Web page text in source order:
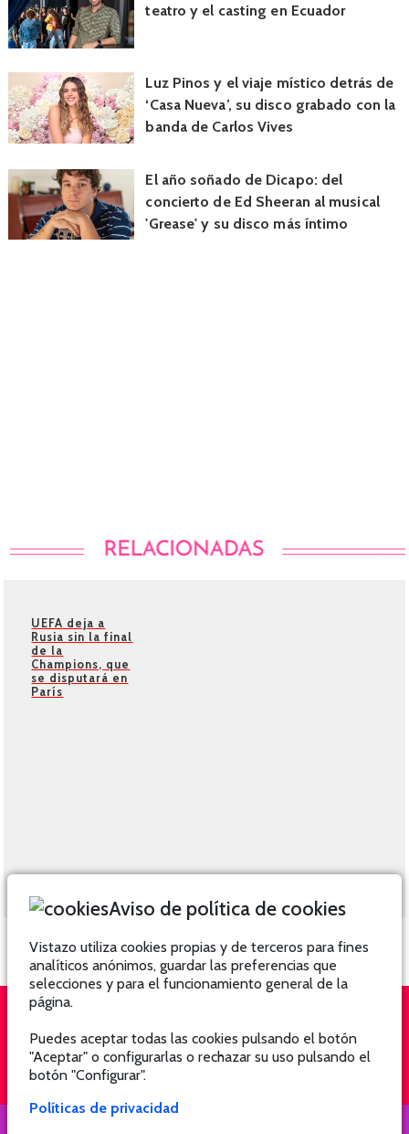
teatro y el casting en Ecuador
Luz Pinos y el viaje místico detrás de
‘Casa Nueva’, su disco grabado con la
banda de Carlos Vives
El año soñado de Dicapo: del
concierto de Ed Sheeran al musical
'Grease' y su disco más íntimo
UEFA deja a
Rusia sin la final
de la
Champions, que
se disputará en
París
QUIÉNES SOMOS SUSCRÍBETE
Aviso de política de cookies
Vistazo utiliza cookies propias y de terceros para fines
analíticos anónimos, guardar las preferencias que
selecciones y para el funcionamiento general de la
página.
Puedes aceptar todas las cookies pulsando el botón
"Aceptar" o configurarlas o rechazar su uso pulsando el
botón "Configurar".
Políticas de privacidad